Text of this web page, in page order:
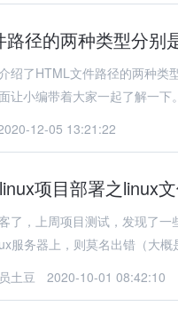
路径的两种类型分别
绍了HTML文件路径的两种类
让小编带着大家一起了解一
12-05 13:21:22
项目部署之linux
项目测试，发现了一些bug，其中之一有些费
服务器上，则莫名出错（大概
土豆
2020-10-01 08:42:10